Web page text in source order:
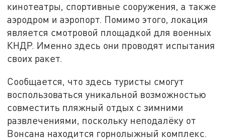
кинотеатры, спортивные сооружения, а также
аэродром и аэропорт. Помимо этого, локация
является смотровой площадкой для военных
КНДР. Именно здесь они проводят испытания
своих ракет.
Сообщается, что здесь туристы смогут
воспользоваться уникальной возможностью
совместить пляжный отдых с зимними
развлечениями, поскольку неподалёку от
Вонсана находится горнолыжный комплекс.